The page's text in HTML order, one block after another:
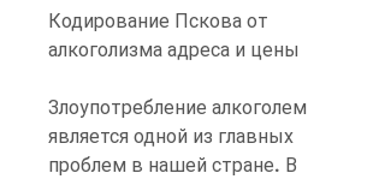
Кодирование Пскова от
алкоголизма адреса и цены
Злоупотребление алкоголем
является одной из главных
проблем в нашей стране. В